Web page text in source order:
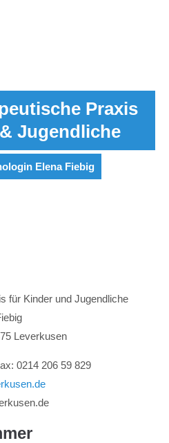
Praxis
Jugendliche
Elena Fiebig
für Kinder und Jugendliche
Leverkusen
0214 206 59 829